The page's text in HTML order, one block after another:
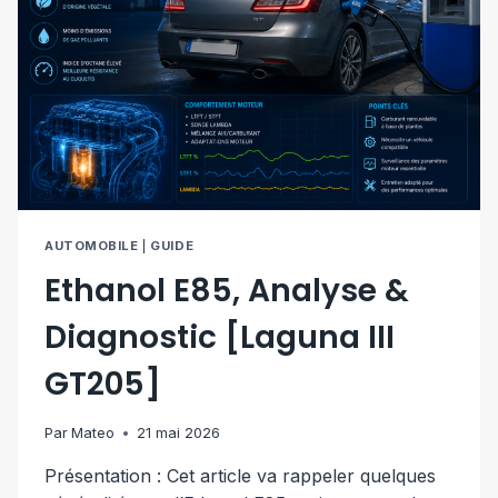
AUTOMOBILE GUIDE
Ethanol E85, Analyse &
Diagnostic [Laguna III
GT205]
Par Mateo 21 mai 2026
Présentation : Cet article va rappeler quelques